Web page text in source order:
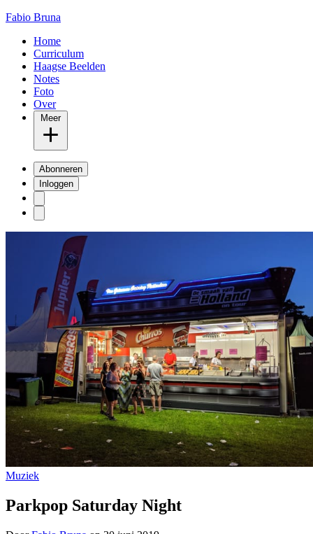
Fabio Bruna
Home
Curriculum
Haagse Beelden
Notes
Foto
Over
Meer
Abonneren
Inloggen
Muziek
Parkpop Saturday Night